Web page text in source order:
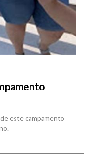
este campamento